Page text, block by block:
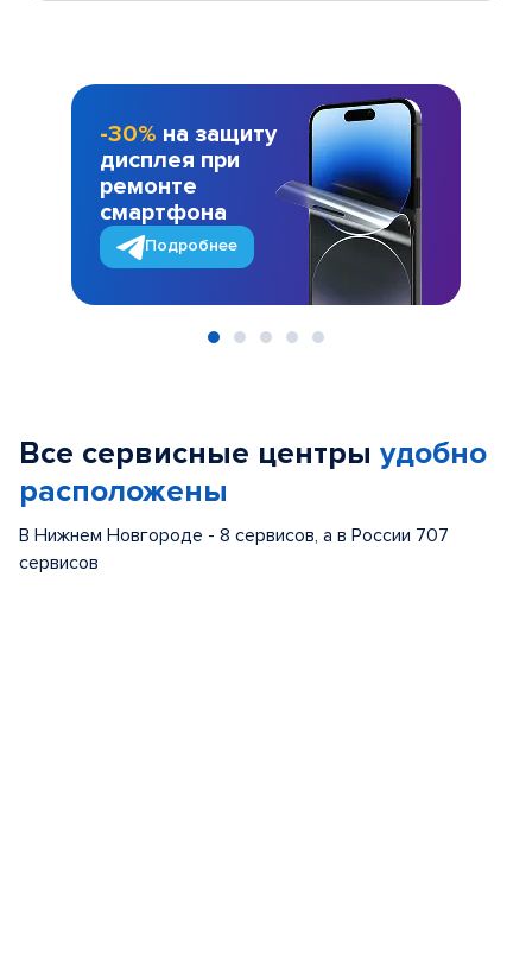
-30% на защиту
дисплея при
ремонте
смартфона
Подробнее
Все сервисные центры удобно
расположены
В Нижнем Новгороде - 8 сервисов, а в России 707
сервисов